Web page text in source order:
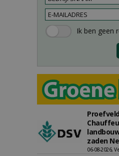
zaden
06-08-2026,